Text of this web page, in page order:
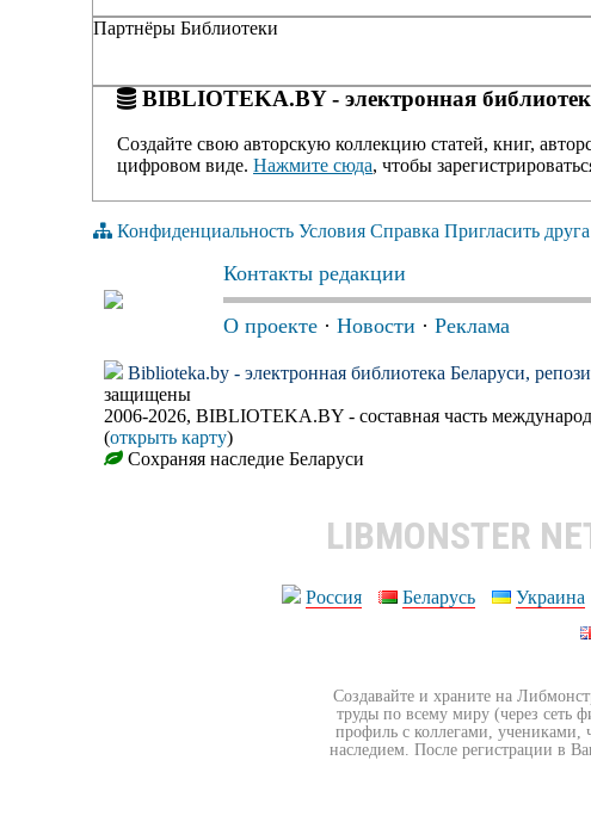
Партнёры Библиотеки
BIBLIOTEKA.BY - электронная
Создайте свою авторскую коллекцию статей, книг,
цифровом виде. Нажмите сюда, чтобы
Конфиденциальность Условия Справка Пригласить друга
Контакты редакции
О проекте · Новости · Реклама
Biblioteka.by - электронная библиотека Беларуси,
защищены
2006-2026, BIBLIOTEKA.BY - составная часть
(открыть карту)
Сохраняя наследие Беларуси
LIBMONSTER
Россия Беларусь Украина
Создавайте и храните на
труды по всему миру (через сеть
профиль с коллегами, учениками,
наследием. После регистрации в